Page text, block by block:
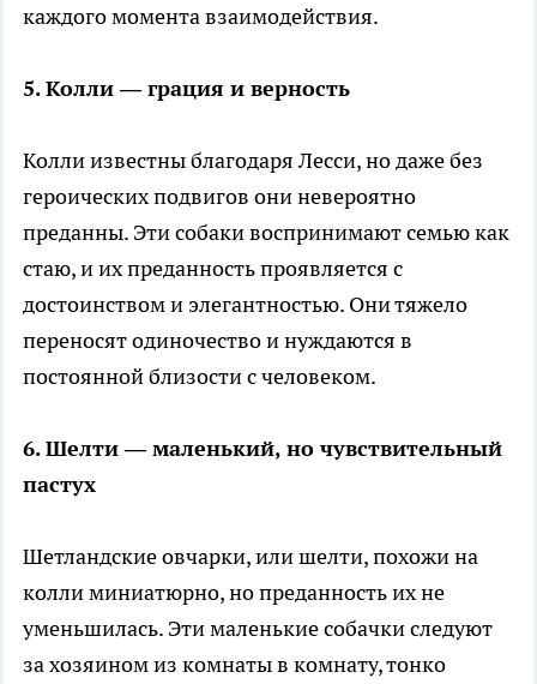
каждого момента взаимодействия.
5. Колли — грация и верность
Колли известны благодаря Лесси, но даже без
героических подвигов они невероятно
преданны. Эти собаки воспринимают семью как
стаю, и их преданность проявляется с
достоинством и элегантностью. Они тяжело
переносят одиночество и нуждаются в
постоянной близости с человеком.
6. Шелти — маленький, но чувствительный
пастух
Шетландские овчарки, или шелти, похожи на
колли миниатюрно, но преданность их не
уменьшилась. Эти маленькие собачки следуют
за хозяином из комнаты в комнату, тонко